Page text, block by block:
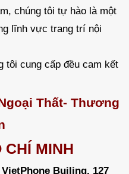
chúng tôi tự hào là một
lĩnh vực trang trí nội
tôi cung cấp đều cam kết
Thất- Thương
CHÍ MINH
Builing, 127